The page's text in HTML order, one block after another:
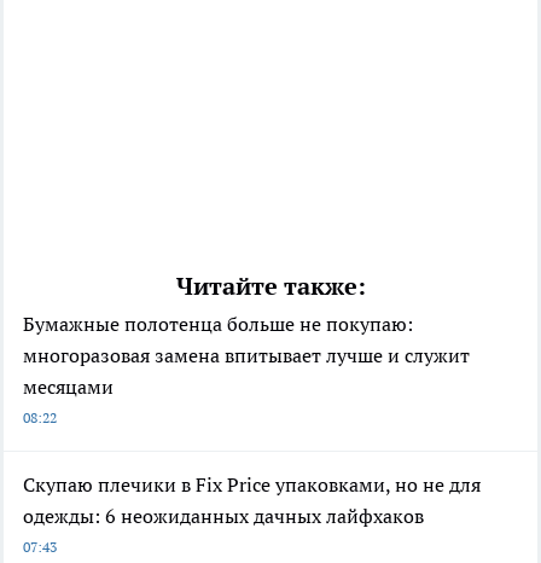
Читайте также:
Бумажные полотенца больше не покупаю:
многоразовая замена впитывает лучше и служит
месяцами
08:22
Скупаю плечики в Fix Price упаковками, но не для
одежды: 6 неожиданных дачных лайфхаков
07:43